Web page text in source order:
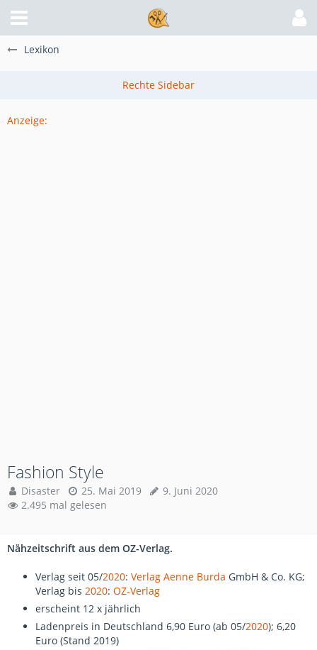
Lexikon
Anzeige:
Fashion Style
Disaster 25. Mai 2019
9. Juni 2020
2.495 mal gelesen
Nähzeitschrift aus dem OZ-Verlag.
Verlag seit 05/2020: Verlag Aenne Burda GmbH & Co. KG;
Verlag bis 2020: OZ-Verlag
erscheint 12 x jährlich
Ladenpreis in Deutschland 6,90 Euro (ab 05/2020); 6,20
Euro (Stand 2019)